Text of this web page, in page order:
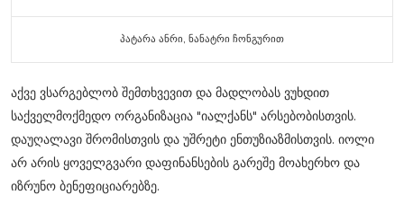
პატარა ანრი, ნანატრი ჩონგურით
აქვე ვსარგებლობ შემთხვევით და მადლობას ვუხდით
საქველმოქმედო ორგანიზაცია "იალქანს" არსებობისთვის.
დაუღალავი შრომისთვის და უშრეტი ენთუზიაზმისთვის. იოლი
არ არის ყოველგვარი დაფინანსების გარეშე მოახერხო და
იზრუნო ბენეფიციარებზე.